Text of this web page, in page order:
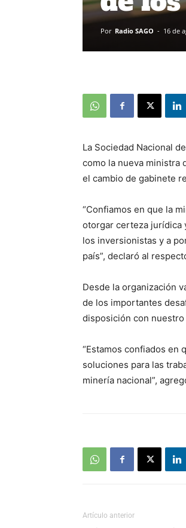
Por Radio SAGO - 16 de
La Sociedad Nacional
como la nueva ministra
el cambio de gabinete
“Confiamos en que la
otorgar certeza jurídica
los inversionistas y a
país”, declaró al
Desde la organización
de los importantes
disposición con nuestro
“Estamos confiados en
soluciones para las
minería nacional”,
Artículo anterior